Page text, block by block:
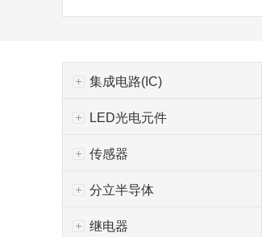
集成电路(IC)
LED光电元件
传感器
分立半导体
继电器